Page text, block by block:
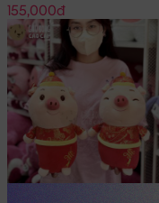
155,000đ